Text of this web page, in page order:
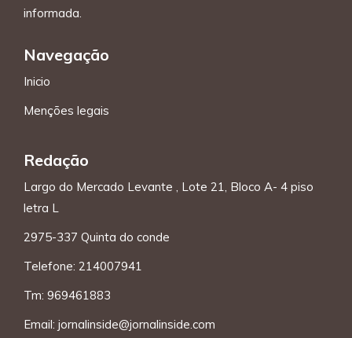
informada.
Navegação
Inicio
Menções legais
Redação
Largo do Mercado Levante , Lote 21, Bloco A- 4 piso
letra L
2975-337 Quinta do conde
Telefone: 214007941
Tm: 969461883
Email: jornalinside@jornalinside.com